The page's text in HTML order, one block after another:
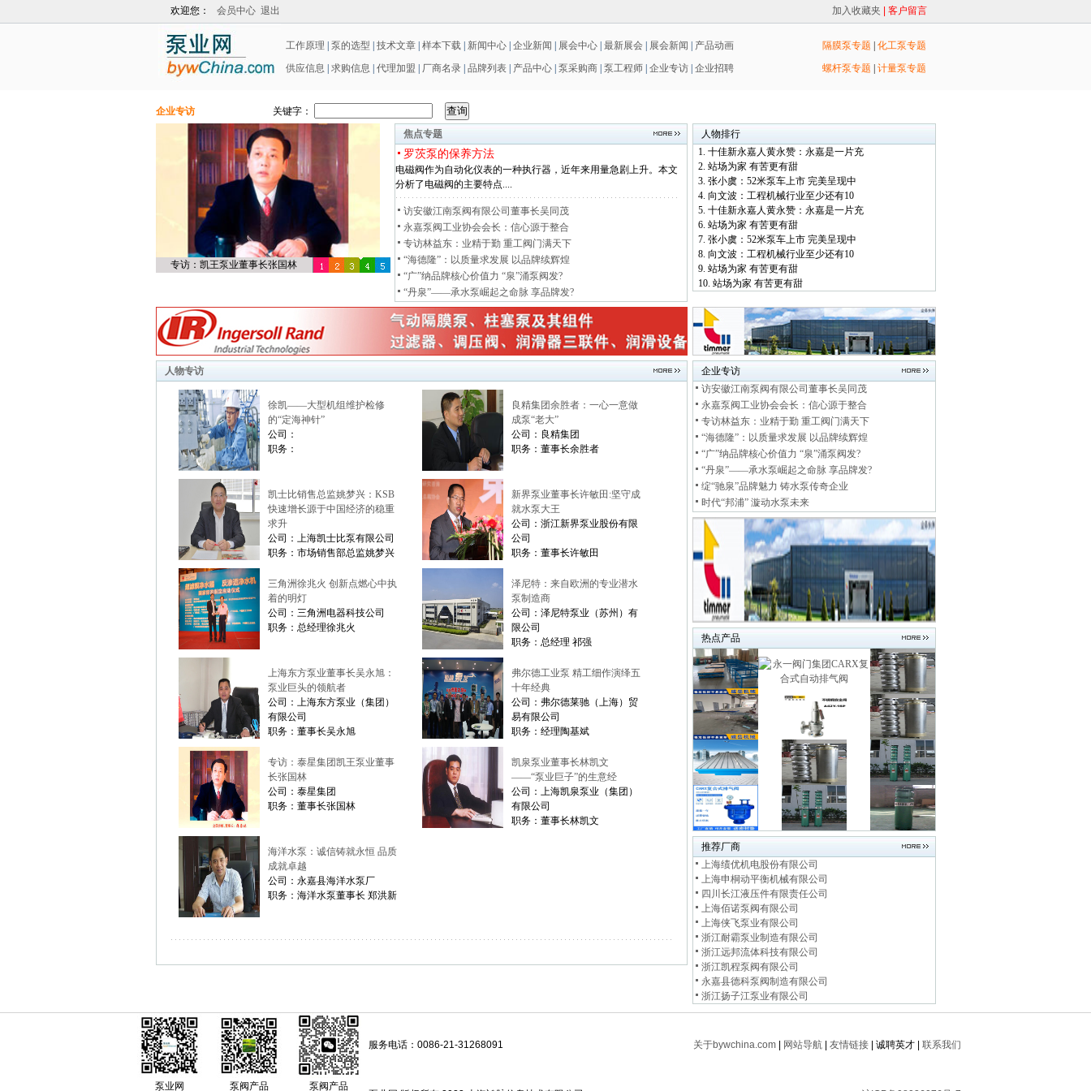
欢迎您： 会员中心 退出 加入收藏夹 | 客户留言
工作原理 泵的选型 技术文章 样本下载 新闻中心 企业新闻 展会中心| 最新展会| 展会新闻 产品动画 隔膜泵专题
化工泵专题
供应信息
求购信息 代理加盟 厂商名录 品牌列表 产品中心 泵采购商| 泵工程师| 企业专访| 企业招聘 螺杆泵专题 计量泵专题
企业专访 关键字：
专访：凯王泵业董事长张国林
焦点专题
罗茨泵的保养方法
电磁阀作为自动化仪表的一种执行器，近年来用量急剧上升。本文
分析了电磁阀的主要特点....
访安徽江南泵阀有限公司董事长吴同茂
永嘉泵阀工业协会会长：信心源于整合
专访林益东：业精于勤 重工阀门满天下
“海德隆”：以质量求发展 以品牌续辉煌
“广”纳品牌核心价值力 “泉”涌泵阀发?
“丹泉”——承水泵崛起之命脉 享品牌发?
人物排行
1. 十佳新永嘉人黄永赞：永嘉是一片充
2. 站场为家 有苦更有甜
3. 张小虞：52米泵车上市 完美呈现中
4. 向文波：工程机械行业至少还有10
5. 十佳新永嘉人黄永赞：永嘉是一片充
6. 站场为家 有苦更有甜
7. 张小虞：52米泵车上市 完美呈现中
8. 向文波：工程机械行业至少还有10
9. 站场为家 有苦更有甜
10. 站场为家 有苦更有甜
人物专访
徐凯——大型机组维护检修
的“定海神针”
公司：
职务：
良精集团余胜者：一心一意做
成泵“老大”
公司：良精集团
职务：董事长余胜者
凯士比销售总监姚梦兴：KSB
快速增长源于中国经济的稳重
求升
公司：上海凯士比泵有限公司
职务：市场销售部总监姚梦兴
新界泵业董事长许敏田:坚守成
就水泵大王
公司：浙江新界泵业股份有限
公司
职务：董事长许敏田
三角洲徐兆火 创新点燃心中执
着的明灯
公司：三角洲电器科技公司
职务：总经理徐兆火
泽尼特：来自欧洲的专业潜水
泵制造商
公司：泽尼特泵业（苏州）有
限公司
职务：总经理 祁强
上海东方泵业董事长吴永旭：
泵业巨头的领航者
公司：上海东方泵业（集团）
有限公司
职务：董事长吴永旭
弗尔德工业泵 精工细作演绎五
十年经典
公司：弗尔德莱驰（上海）贸
易有限公司
职务：经理陶基斌
专访：泰星集团凯王泵业董事
长张国林
公司：泰星集团
职务：董事长张国林
凯泉泵业董事长林凯文
——“泵业巨子”的生意经
公司：上海凯泉泵业（集团）
有限公司
职务：董事长林凯文
海洋水泵：诚信铸就永恒 品质
成就卓越
公司：永嘉县海洋水泵厂
职务：海洋水泵董事长 郑洪新
企业专访
访安徽江南泵阀有限公司董事长吴同茂
永嘉泵阀工业协会会长：信心源于整合
专访林益东：业精于勤 重工阀门满天下
“海德隆”：以质量求发展 以品牌续辉煌
“广”纳品牌核心价值力 “泉”涌泵阀发?
“丹泉”——承水泵崛起之命脉 享品牌发?
绽“驰泉”品牌魅力 铸水泵传奇企业
时代“邦浦” 漩动水泵未来
热点产品
推荐厂商
上海绩优机电股份有限公司
上海申桐动平衡机械有限公司
四川长江液压件有限责任公司
上海佰诺泵阀有限公司
上海侠飞泵业有限公司
浙江耐霸泵业制造有限公司
浙江远邦流体科技有限公司
浙江凯程泵阀有限公司
永嘉县德科泵阀制造有限公司
浙江扬子江泵业有限公司
服务电话：0086-21-31268091 关于bywchina.com 网站导航 友情链接 | 诚聘英才 | 联系我们
泵业网 泵阀产品 泵阀产品